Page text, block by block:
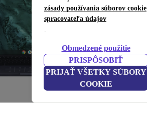
zásady používania súborov cookie
spracovateľa údajov
.
Obmedzené použitie
PRISPÔSOBIŤ
PRIJAŤ VŠETKY SÚBORY
COOKIE